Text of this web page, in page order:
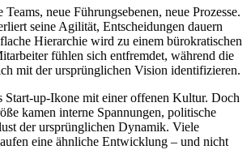
neue Führungsebenen, neue Prozesse.
seine Agilität, Entscheidungen dauern
Hierarchie wird zu einem bürokratischen
fühlen sich entfremdet, während die
mit der ursprünglichen Vision identifizieren.
Start-up-Ikone mit einer offenen Kultur. Doch
kamen interne Spannungen, politische
der ursprünglichen Dynamik. Viele
eine ähnliche Entwicklung – und nicht